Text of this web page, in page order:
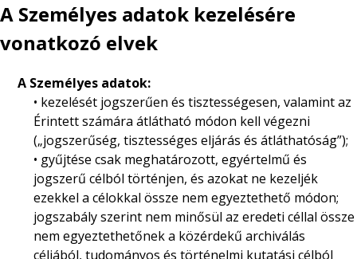
A Személyes adatok kezelésére
vonatkozó elvek
A Személyes adatok:
• kezelését jogszerűen és tisztességesen, valamint az
Érintett számára átlátható módon kell végezni
(„jogszerűség, tisztességes eljárás és átláthatóság”);
• gyűjtése csak meghatározott, egyértelmű és
jogszerű célból történjen, és azokat ne kezeljék
ezekkel a célokkal össze nem egyeztethető módon;
jogszabály szerint nem minősül az eredeti céllal össze
nem egyeztethetőnek a közérdekű archiválás
céljából, tudományos és történelmi kutatási célból